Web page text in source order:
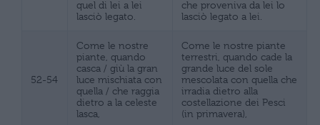
quel di lei a lei
lasciò legato.
che proveniva da lei lo
lasciò legato a lei.
52-54
Come le nostre
piante, quando
casca / giù la gran
luce mischiata con
quella / che raggia
dietro a la celeste
lasca,
Come le nostre piante
terrestri, quando cade la
grande luce del sole
mescolata con quella che
irradia dietro alla
costellazione dei Pesci
(in primavera),